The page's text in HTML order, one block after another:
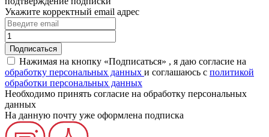
Укажите корректный email адрес
Нажимая на кнопку «Подписаться» , я даю согласие на
обработку персональных данных и соглашаюсь c политикой
обработки персональных данных
Необходимо принять согласие на обработку персональных
данных
На данную почту уже оформлена подписка